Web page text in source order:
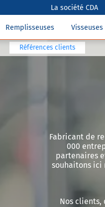
La société CDA
Remplisseuses Visseuses
Références clients
Fabricant de
000
partenaires
souhaitons ici
Nos clients,